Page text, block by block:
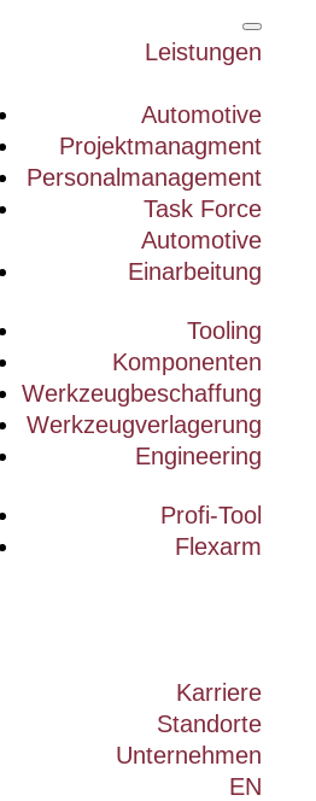
Leistungen
Automotive
Projektmanagment
Personalmanagement
Task Force
Automotive
Einarbeitung
Tooling
Komponenten
Werkzeugbeschaffung
Werkzeugverlagerung
Engineering
Profi-Tool
Flexarm
Karriere
Standorte
Unternehmen
EN